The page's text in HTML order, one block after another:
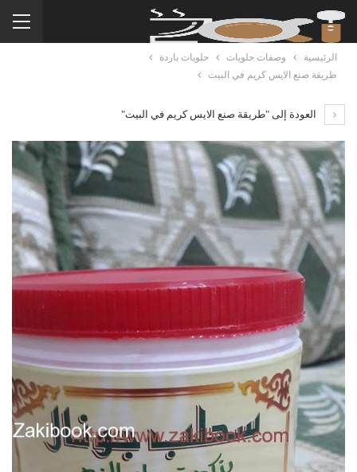
الرئيسية وصفات حلويات
حلويات باردة
طريقة صنع الايس كريم في البيت
العودة إلى "طريقة صنع الايس كريم في البيت"